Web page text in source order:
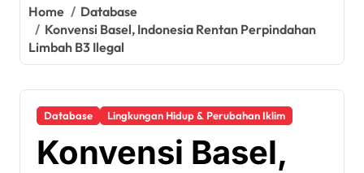
Bagaimana rantai pasokan global yang tidak
Filipina: MASIPAG Menentang Persetujuan Beras
Home
Database
Konvensi Basel, Indonesia Rentan Perpindahan
Limbah B3 Ilegal
Database Lingkungan Hidup & Perubahan Iklim
Konvensi Basel,